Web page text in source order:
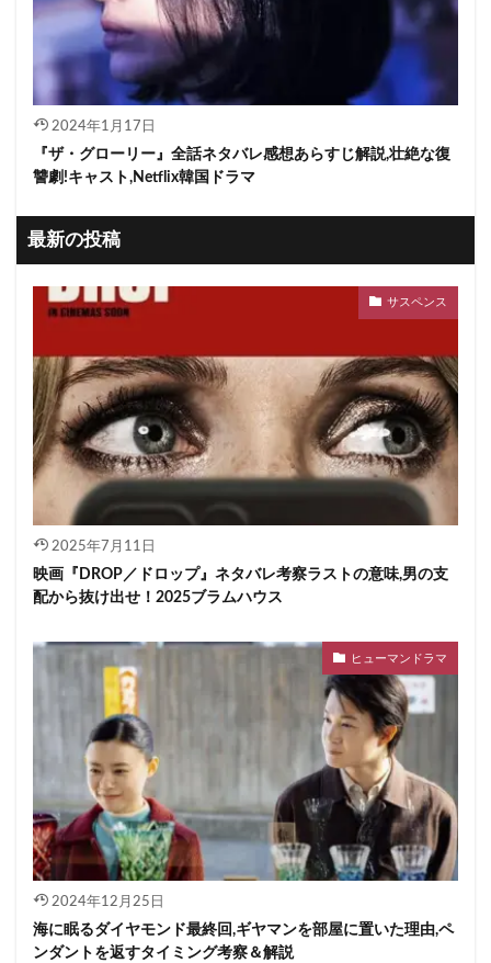
2024年1月17日
『ザ・グローリー』全話ネタバレ感想あらすじ解説,壮絶な復
讐劇!キャスト,Netflix韓国ドラマ
最新の投稿
サスペンス
2025年7月11日
映画『DROP／ドロップ』ネタバレ考察ラストの意味,男の支
配から抜け出せ！2025ブラムハウス
ヒューマンドラマ
2024年12月25日
海に眠るダイヤモンド最終回,ギヤマンを部屋に置いた理由,ペ
ンダントを返すタイミング考察＆解説